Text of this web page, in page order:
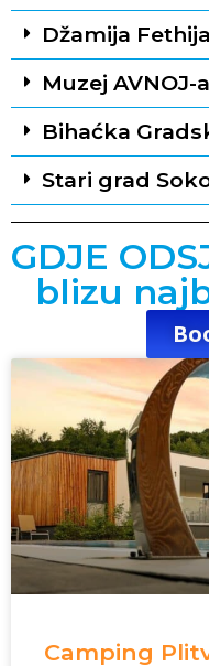
Džamija Fethija
Muzej AVNOJ-a
Bihaćka
Stari grad
GDJE
blizu
Camping